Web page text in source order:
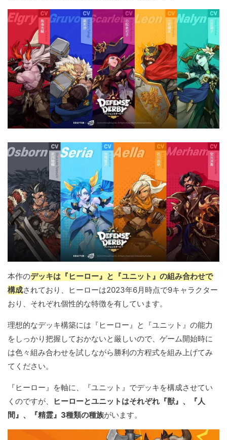
本作のデッキは『ヒーロー』と『ユニット』の組み合わせで
構成されており、ヒーローは2023年6月時点で9キャラクター
おり、それぞれ個性的な特徴を有しています。
理想的なデッキ構築には『ヒーロー』と『ユニット』の能力
をしっかり把握しておかないと厳しいので、ゲーム開始時に
は色々組み合わせを試しながら勝利の方程式を組み上げてみ
てください。
『ヒーロー』を軸に、『ユニット』でデッキを構成させてい
くのですが、
ヒーローとユニットはそれぞれ『獣』、『人
間』、『精霊』3種類の種族がいます。